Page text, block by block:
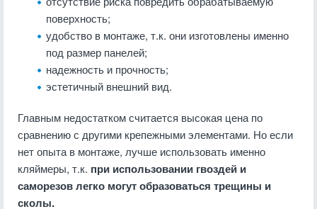
поверхность;
удобство в монтаже, т.к. они изготовлены именно
под размер панелей;
надежность и прочность;
эстетичный внешний вид.
Главным недостатком считается высокая цена по
сравнению с другими крепежными элементами. Но если
нет опыта в монтаже, лучше использовать именно
кляймеры, т.к. при использовании гвоздей и
саморезов легко могут образоваться трещины и
сколы.